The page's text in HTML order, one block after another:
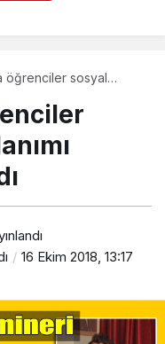
öğrenciler sosyal
16 Ekim 2018, 13:17